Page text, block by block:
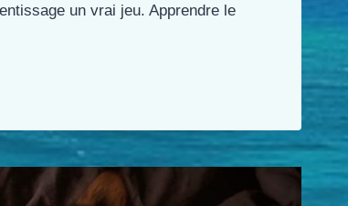
un vrai jeu. Apprendre le